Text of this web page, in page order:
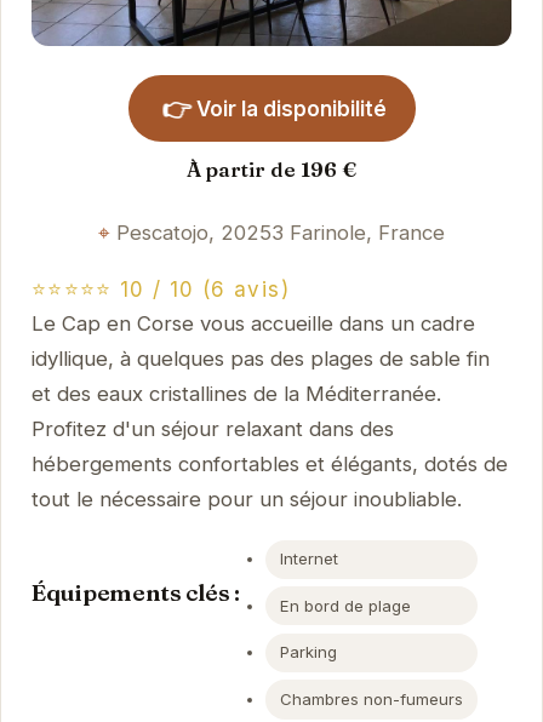
👉 Voir la disponibilité
À partir de 196 €
Pescatojo, 20253 Farinole, France
⭐⭐⭐⭐⭐ 10 / 10 (6 avis)
Le Cap en Corse vous accueille dans un cadre
idyllique, à quelques pas des plages de sable fin
et des eaux cristallines de la Méditerranée.
Profitez d'un séjour relaxant dans des
hébergements confortables et élégants, dotés de
tout le nécessaire pour un séjour inoubliable.
Équipements clés :
Internet
En bord de plage
Parking
Chambres non-fumeurs